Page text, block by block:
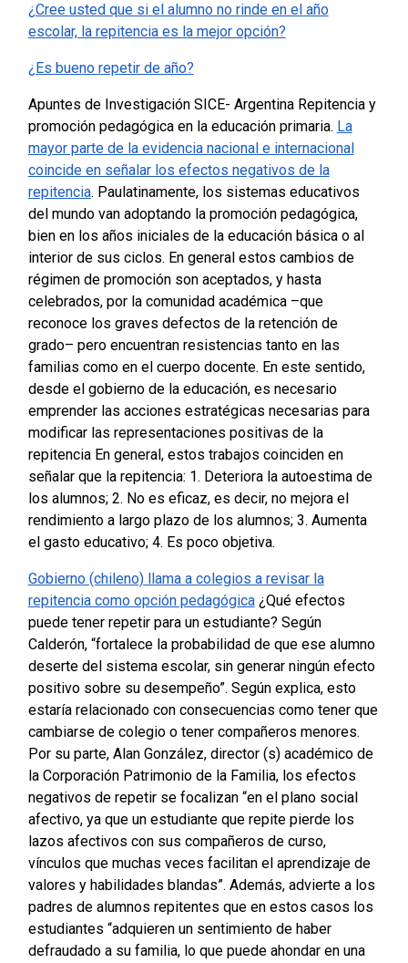
¿Cree usted que si el alumno no rinde en el año
escolar, la repitencia es la mejor opción?
¿Es bueno repetir de año?
Apuntes de Investigación SICE- Argentina Repitencia y
promoción pedagógica en la educación primaria. La
mayor parte de la evidencia nacional e internacional
coincide en señalar los efectos negativos de la
repitencia. Paulatinamente, los sistemas educativos
del mundo van adoptando la promoción pedagógica,
bien en los años iniciales de la educación básica o al
interior de sus ciclos. En general estos cambios de
régimen de promoción son aceptados, y hasta
celebrados, por la comunidad académica –que
reconoce los graves defectos de la retención de
grado– pero encuentran resistencias tanto en las
familias como en el cuerpo docente. En este sentido,
desde el gobierno de la educación, es necesario
emprender las acciones estratégicas necesarias para
modificar las representaciones positivas de la
repitencia En general, estos trabajos coinciden en
señalar que la repitencia: 1. Deteriora la autoestima de
los alumnos; 2. No es eficaz, es decir, no mejora el
rendimiento a largo plazo de los alumnos; 3. Aumenta
el gasto educativo; 4. Es poco objetiva.
Gobierno (chileno) llama a colegios a revisar la
repitencia como opción pedagógica ¿Qué efectos
puede tener repetir para un estudiante? Según
Calderón, “fortalece la probabilidad de que ese alumno
deserte del sistema escolar, sin generar ningún efecto
positivo sobre su desempeño”. Según explica, esto
estaría relacionado con consecuencias como tener que
cambiarse de colegio o tener compañeros menores.
Por su parte, Alan González, director (s) académico de
la Corporación Patrimonio de la Familia, los efectos
negativos de repetir se focalizan “en el plano social
afectivo, ya que un estudiante que repite pierde los
lazos afectivos con sus compañeros de curso,
vínculos que muchas veces facilitan el aprendizaje de
valores y habilidades blandas”. Además, advierte a los
padres de alumnos repitentes que en estos casos los
estudiantes “adquieren un sentimiento de haber
defraudado a su familia, lo que puede ahondar en una